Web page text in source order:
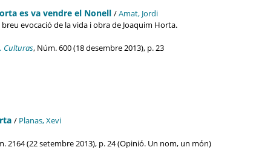
es va vendre el Nonell /Amat, Jordi
evocació de la vida i obra de Joaquim Horta.
Culturas, Núm. 600 (18 desembre 2013), p. 23
/ Planas, Xevi
2164 (22 setembre 2013), p. 24 (Opinió. Un nom, un món)